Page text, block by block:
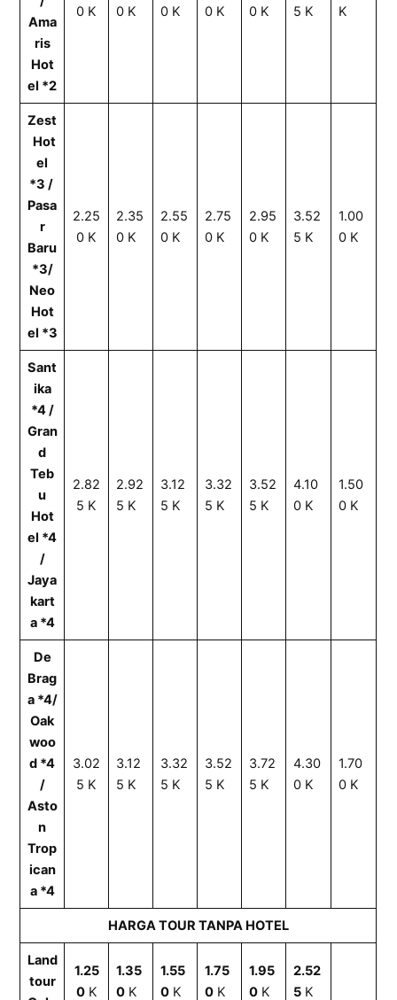
Ama
ris
Hot
el *2
0 K 0 K 0 K 0 K 0 K 5 K K
Zest
Hot
el
*3 /
Pasa
r
Baru
*3/
Neo
Hot
el *3
2.25
0 K
2.35
0 K
2.55
0 K
2.75
0 K
2.95
0 K
3.52
5 K
1.00
0 K
Sant
ika
*4 /
Gran
d
Teb
u
Hot
el *4
/
Jaya
kart
a *4
2.82
5 K
2.92
5 K
3.12
5 K
3.32
5 K
3.52
5 K
4.10
0 K
1.50
0 K
De
Brag
a *4/
Oak
woo
d *4
/
Asto
n
Trop
ican
a *4
3.02
5 K
3.12
5 K
3.32
5 K
3.52
5 K
3.72
5 K
4.30
0 K
1.70
0 K
HARGA TOUR TANPA HOTEL
Land
tour
1.25
0K
1.35
0K
1.55
0K
1.75
0K
1.95
0K
2.52
5K